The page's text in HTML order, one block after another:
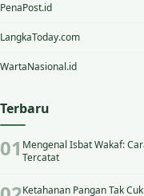
PenaPost.id
LangkaToday.com
WartaNasional.id
Terbaru
Mengenal Isbat Wakaf:
Tercatat
Ketahanan Pangan Tak